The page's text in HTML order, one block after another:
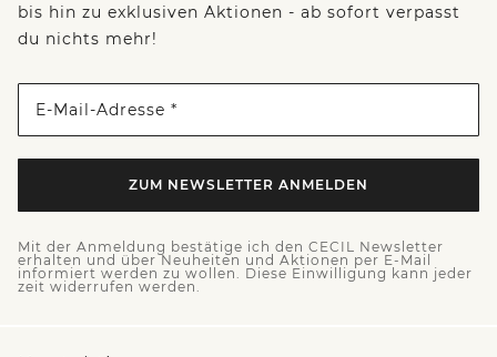
bis hin zu exklusiven Aktionen - ab sofort verpasst
du nichts mehr!
E-Mail-Adresse *
ZUM NEWSLETTER ANMELDEN
Mit der Anmeldung bestätige ich den CECIL Newsletter
erhalten und über Neuheiten und Aktionen per E-Mail
informiert werden zu wollen. Diese Einwilligung kann jeder
zeit widerrufen werden.